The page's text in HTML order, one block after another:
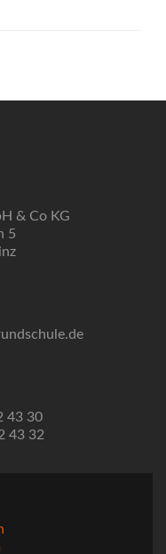
& Co KG
5
43 30
43 32